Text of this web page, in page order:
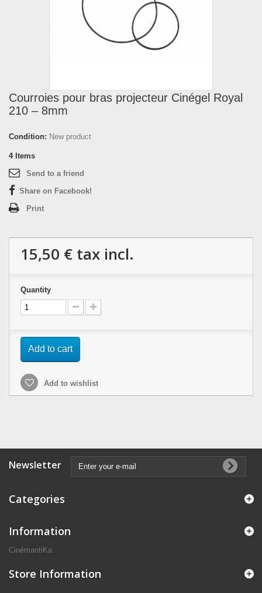
Courroies pour bras projecteur Cinégel Royal
210 – 8mm
Condition: New product
4 Items
Send to a friend
Share on Facebook!
Print
15,50 € tax incl.
Quantity
Add to cart
Add to wishlist
Newsletter
Categories
Information
CinémantiKa
Store Information